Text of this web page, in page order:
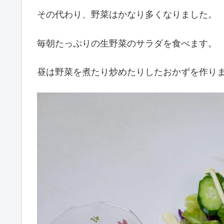
その代わり、野菜はかなり多くなりました。
毎朝たっぷりの生野菜のサラダを食べます。
昼は野菜を煮たり炒めたりしたおかずを作り